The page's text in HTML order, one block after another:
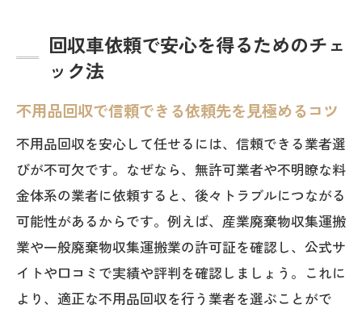
を紹介
なぜ廃品回収車は捕まらないのか法律と
不用品回収車の通報対応と近隣トラブル
を防ぐ方法
廃品回収車の音声広告とその注意点を知
る
不用品回収車利用時の正しい対処法を解
説
安全な不用品処分を実現する選び方の極意
回収車依頼で安心を得るためのチェ
ック法
不用品回収で信頼できる依頼先を見極めるコツ
不用品回収を安心して任せるには、信頼できる業者選
びが不可欠です。なぜなら、無許可業者や不明瞭な料
金体系の業者に依頼すると、後々トラブルにつながる
可能性があるからです。例えば、産業廃棄物収集運搬
業や一般廃棄物収集運搬業の許可証を確認し、公式サ
イトや口コミで実績や評判を確認しましょう。これに
より、適正な不用品回収を行う業者を選ぶことがで